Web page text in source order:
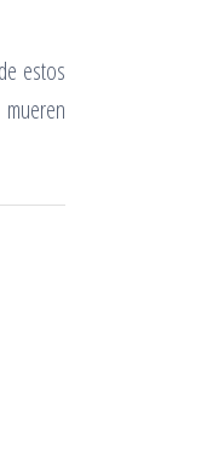
estos